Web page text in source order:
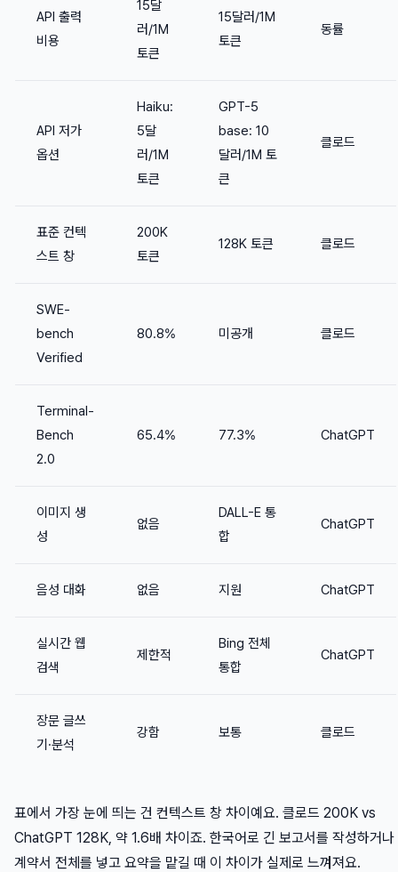
API 출력
비용
15달
러/1M
토큰
15달러/1M
토큰
동률
API 저가
옵션
Haiku:
5달
러/1M
토큰
GPT-5
base: 10
달러/1M 토
큰
클로드
표준 컨텍
스트 창
200K
토큰
128K 토큰 클로드
SWE-
bench
Verified
80.8% 미공개 클로드
Terminal-
Bench
2.0
65.4% 77.3% ChatGPT
이미지 생
성
없음
DALL-E 통
합
ChatGPT
음성 대화 없음 지원 ChatGPT
실시간 웹
검색
제한적
Bing 전체
통합
ChatGPT
장문 글쓰
기·분석
강함 보통 클로드
표에서 가장 눈에 띄는 건 컨텍스트 창 차이예요. 클로드 200K vs
ChatGPT 128K, 약 1.6배 차이죠. 한국어로 긴 보고서를 작성하거나
계약서 전체를 넣고 요약을 맡길 때 이 차이가 실제로 느껴져요.